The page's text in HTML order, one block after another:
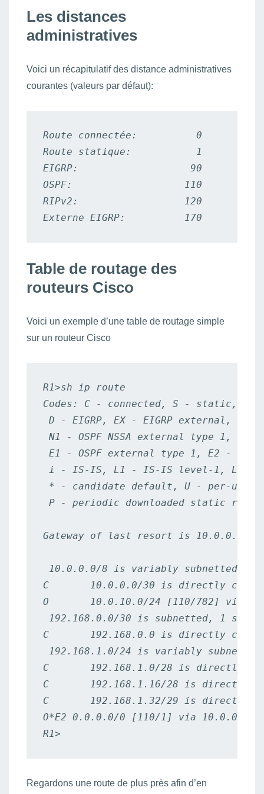
Les distances
administratives
Voici un récapitulatif des distance administratives
courantes (valeurs par défaut):
Route connectée:          0
Route statique:           1
EIGRP:                   90
OSPF:                   110
RIPv2:                  120
Table de routage des
routeurs Cisco
Voici un exemple d’une table de routage simple
sur un routeur Cisco
R1>sh ip route
Codes: C - connected, S - static, I -
D - EIGRP, EX - EIGRP external, O -
N1 - OSPF NSSA external type 1, N2 -
E1 - OSPF external type 1, E2 -
i - IS-IS, L1 - IS-IS level-1, L2 -
* - candidate default, U - per-user
P - periodic downloaded static route
Gateway of last resort is 10.0.0.1 to
10.0.0.0/8 is variably subnetted, 2
C       10.0.0.0/30 is directly
O       10.0.10.0/24 [110/782] via
192.168.0.0/30 is subnetted, 1
C       192.168.0.0 is directly
192.168.1.0/24 is variably
C       192.168.1.0/28 is directly
C       192.168.1.16/28 is directly
C       192.168.1.32/29 is directly
O*E2 0.0.0.0/0 [110/1] via 10.0.0.1,
R1>
Regardons une route de plus près afin d’en